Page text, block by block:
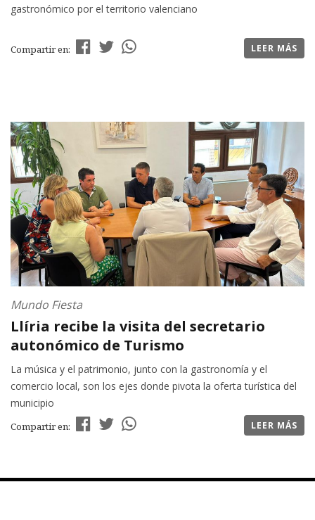
gastronómico por el territorio valenciano
Compartir en: LEER MÁS
Mundo Fiesta
Llíria recibe la visita del secretario
autonómico de Turismo
La música y el patrimonio, junto con la gastronomía y el
comercio local, son los ejes donde pivota la oferta turística del
municipio
Compartir en: LEER MÁS